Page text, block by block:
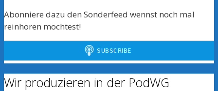
Abonniere dazu den Sonderfeed wennst noch mal
reinhören möchtest!
Wir produzieren in der PodWG